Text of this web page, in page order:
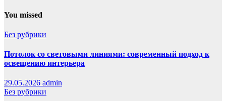
You missed
Без рубрики
Потолок со световыми линиями: современный подход к
освещению интерьера
29.05.2026 admin
Без рубрики